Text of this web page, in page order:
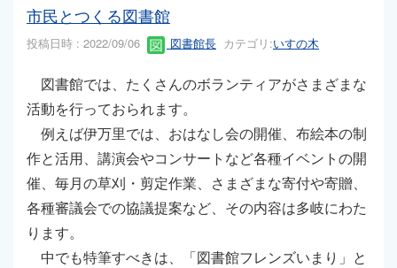
市民とつくる図書館
投稿日時 : 2022/09/06 図書館長 カテゴリ:いすの木
図書館では、たくさんのボランティアがさまざまな
活動を行っておられます。
例えば伊万里では、おはなし会の開催、布絵本の制
作と活用、講演会やコンサートなど各種イベントの開
催、毎月の草刈・剪定作業、さまざまな寄付や寄贈、
各種審議会での協議提案など、その内容は多岐にわた
ります。
中でも特筆すべきは、「図書館フレンズいまり」と